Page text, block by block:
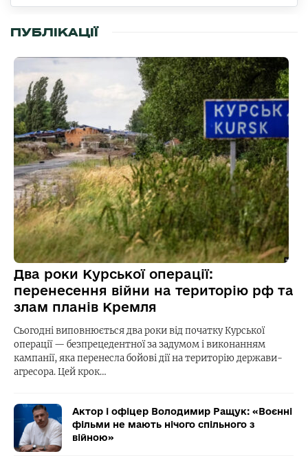
ПУБЛІКАЦІЇ
Два роки Курської операції:
перенесення війни на територію рф та
злам планів Кремля
Сьогодні виповнюється два роки від початку Курської
операції — безпрецедентної за задумом і виконанням
кампанії, яка перенесла бойові дії на територію держави-
агресора. Цей крок…
Актор і офіцер Володимир Ращук: «Воєнні
фільми не мають нічого спільного з
війною»